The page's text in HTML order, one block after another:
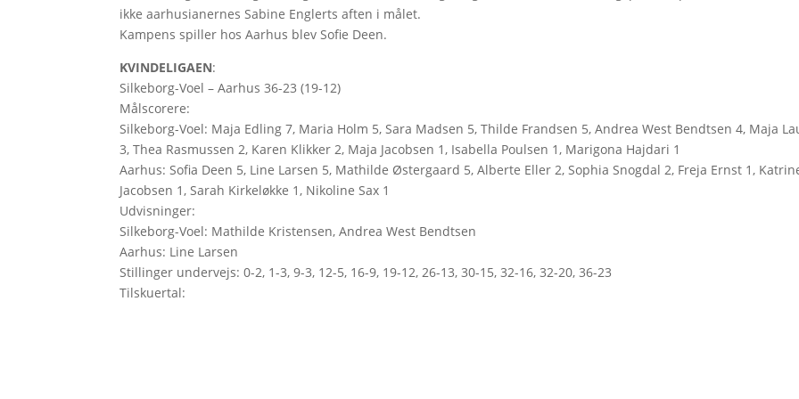
ikke aarhusianernes Sabine Englerts aften i målet.
Kampens spiller hos Aarhus blev Sofie Deen.
KVINDELIGAEN:
Silkeborg-Voel – Aarhus 36-23 (19-12)
Målscorere:
Silkeborg-Voel: Maja Edling 7, Maria Holm 5, Sara Madsen 5, Thilde Frandsen 5, Andrea West Bendtsen 4, Maja
3, Thea Rasmussen 2, Karen Klikker 2, Maja Jacobsen 1, Isabella Poulsen 1, Marigona Hajdari 1
Aarhus: Sofia Deen 5, Line Larsen 5, Mathilde Østergaard 5, Alberte Eller 2, Sophia Snogdal 2, Freja Ernst 1,
Jacobsen 1, Sarah Kirkeløkke 1, Nikoline Sax 1
Udvisninger:
Silkeborg-Voel: Mathilde Kristensen, Andrea West Bendtsen
Aarhus: Line Larsen
Stillinger undervejs: 0-2, 1-3, 9-3, 12-5, 16-9, 19-12, 26-13, 30-15, 32-16, 32-20, 36-23
Tilskuertal: